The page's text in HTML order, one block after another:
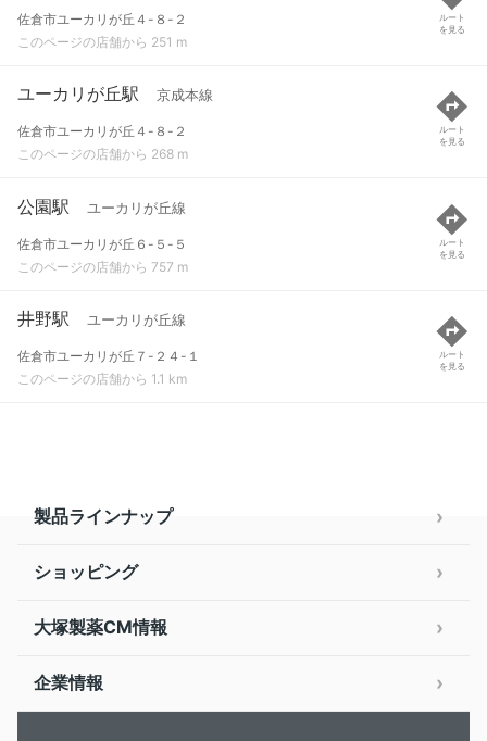
佐倉市ユーカリが丘４-８-２
このページの店舗から 251 m
ルート
を見る
ユーカリが丘駅 京成本線
佐倉市ユーカリが丘４-８-２
このページの店舗から 268 m
ルート
を見る
公園駅 ユーカリが丘線
佐倉市ユーカリが丘６-５-５
このページの店舗から 757 m
ルート
を見る
井野駅 ユーカリが丘線
佐倉市ユーカリが丘７-２４-１
このページの店舗から 1.1 km
ルート
を見る
製品ラインナップ
ショッピング
大塚製薬CM情報
企業情報